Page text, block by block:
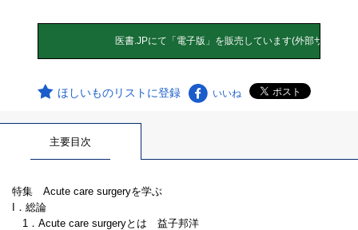
ほしいものリストに登録 いいね
主要目次
特集 Acute care surgeryを学ぶ
I．総論
1．Acute care surgeryとは 益子邦洋